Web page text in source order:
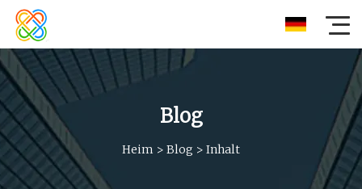
Blog
Heim > Blog > Inhalt